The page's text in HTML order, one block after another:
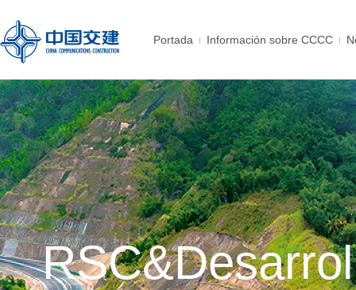
Portada Información sobre CCCC